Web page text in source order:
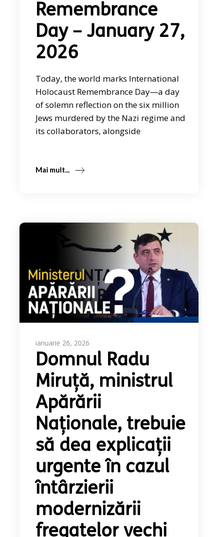
Remembrance
Day – January 27,
2026
Today, the world marks International
Holocaust Remembrance Day—a day
of solemn reflection on the six million
Jews murdered by the Nazi regime and
its collaborators, alongside
Mai mult...
ianuarie 26, 2026
Domnul Radu
Miruță, ministrul
Apărării
Naționale, trebuie
să dea explicații
urgente în cazul
întârzierii
modernizării
fregatelor vechi